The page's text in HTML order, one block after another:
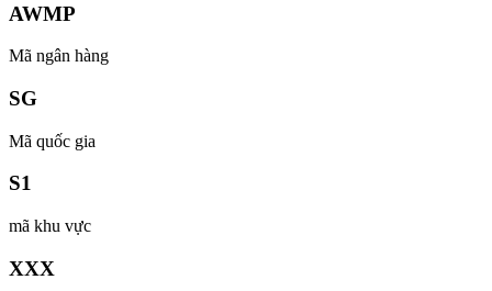
AWMP
Mã ngân hàng
SG
Mã quốc gia
S1
mã khu vực
XXX